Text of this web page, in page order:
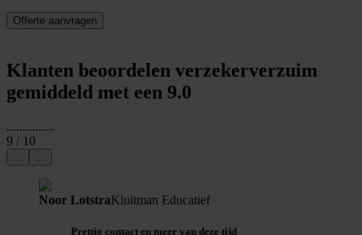
Offerte aanvragen
Klanten beoordelen verzekerverzuim
gemiddeld met een 9.0
...............
9 / 10
... ...
Noor LotstraKluitman Educatief
Prettig contact en meer van deze tijd